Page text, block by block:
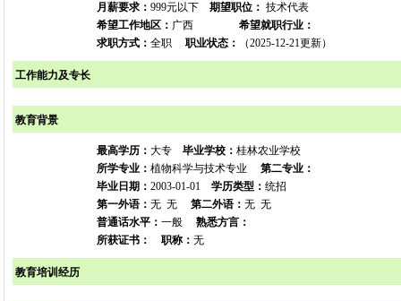
月薪要求： 999元以下 期望职位： 技术代表
希望工作地区： 广西 希望就职行业：
求职方式： 全职 职业状态： （2025-12-21更新）
工作能力及专长
教育背景
最高学历： 大专 毕业学校： 桂林农业学校
所学专业： 植物科学与技术专业 第二专业：
毕业日期： 2003-01-01 学历类型： 统招
第一外语： 无 无 第二外语： 无 无
普通话水平： 一般 熟悉方言：
所获证书：
职称： 无
教育培训经历